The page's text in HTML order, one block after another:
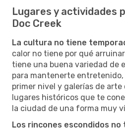
Lugares y actividades
Doc Creek
La cultura no tiene
calor no tiene por qué
tiene una buena variedad de
para mantenerte entretenido,
primer nivel y galerías de
lugares históricos que te
la ciudad de una forma muy
Los rincones escondidos no